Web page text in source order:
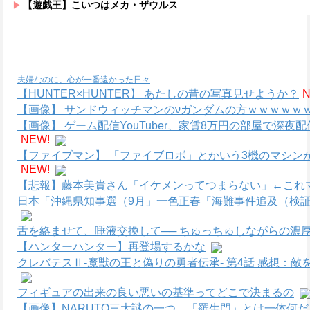
【遊戯王】こいつはメカ・ザウルス
夫婦なのに、心が一番遠かった日々
【HUNTER×HUNTER】 あたしの昔の写真見せようか？
【画像】 サンドウィッチマンのνガンダムの方ｗｗｗｗｗ
【画像】 ゲーム配信YouTuber、家賃8万円の部屋で深夜
NEW!
【ファイブマン】 「ファイブロボ」とかいう3機のマシン
NEW!
【悲報】藤本美貴さん「イケメンってつまらない」←これ
日本「沖縄県知事選（9月」一色正春「海難事件追及（検
舌を絡ませて、唾液交換して── ちゅっちゅしながらの濃
【ハンターハンター】再登場するかな
クレバテスⅡ-魔獣の王と偽りの勇者伝承- 第4話 感想：敵
フィギュアの出来の良い悪いの基準ってどこで決まるの